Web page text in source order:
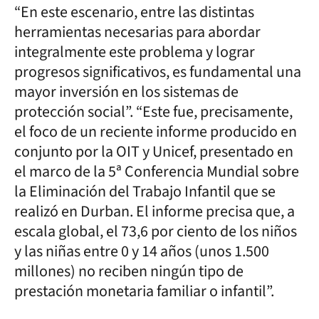
“En este escenario, entre las distintas
herramientas necesarias para abordar
integralmente este problema y lograr
progresos significativos, es fundamental una
mayor inversión en los sistemas de
protección social”. “Este fue, precisamente,
el foco de un reciente informe producido en
conjunto por la OIT y Unicef, presentado en
el marco de la 5ª Conferencia Mundial sobre
la Eliminación del Trabajo Infantil que se
realizó en Durban. El informe precisa que, a
escala global, el 73,6 por ciento de los niños
y las niñas entre 0 y 14 años (unos 1.500
millones) no reciben ningún tipo de
prestación monetaria familiar o infantil”.